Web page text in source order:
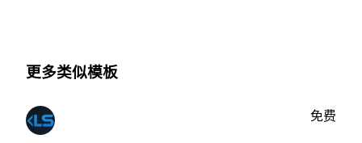
更多类似模板
免费